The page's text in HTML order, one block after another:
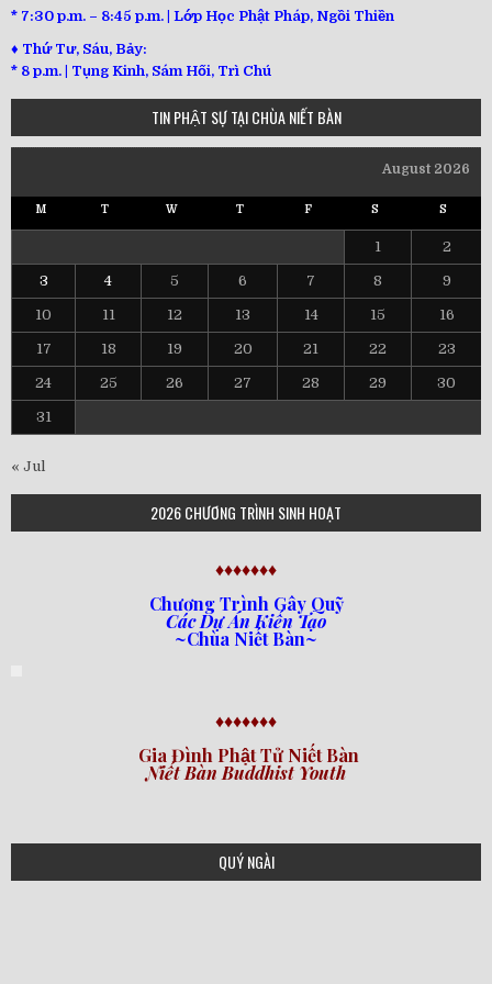
* 7:30 p.m. – 8:45 p.m. | Lớp Học Phật Pháp, Ngồi Thiền
♦ Thứ Tư, Sáu, Bảy:
* 8 p.m. | Tụng Kinh, Sám Hối, Trì Chú
TIN PHẬT SỰ TẠI CHÙA NIẾT BÀN
August 2026
M T W T F S S
1 2
3 4 5 6 7 8 9
10 11 12 13 14 15 16
17 18 19 20 21 22 23
24 25 26 27 28 29 30
31
« Jul
2026 CHƯƠNG TRÌNH SINH HOẠT
♦♦♦♦♦♦♦
Chương Trình Gây Quỹ
Các Dự Án Kiến Tạo
~Chùa Niết Bàn~
♦♦♦♦♦♦♦
Gia Đình Phật Tử Niết Bàn
Niết Bàn Buddhist Youth
QUÝ NGÀI